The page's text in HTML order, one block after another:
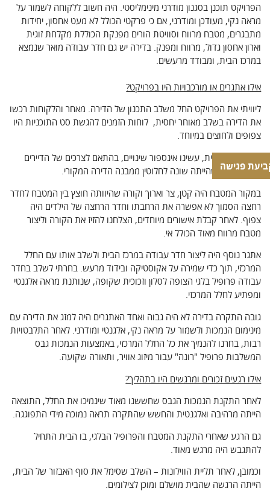
הפרויקט תוכנן בסגנון מודרני מינימליסטי. היה חשוב ללקוחה לשמור על
מראה נקי, מעודכן ומודרני, אם כי פרקטי הכולל לא מעט אחסון, יחידות
מתבגרים, מטבח מרווח וסוויטת הורים מפנקת הכוללת מקלחת זוגית
וארון אחסון גדול, מרווח ומפנק. בדירה יש גם חדר עבודה מואר שנמצא
במרכז הבית, ומבודד מרעשים.
אילו אתגרים או מורכבויות היו בפרויקט?
ליוויתי את הפרויקט החל משלב התכנון של הדירה. מאחר והלקוחות רכשו
את הדירה בשלב מאוחר יחסית, לוחות הזמנים להגשת סט התוכניות היו
צפופים ולחוצים במיוחד.
מבחינה תכנונית, עשינו אינספור שינויים, בהתאם לצרכים של הדיירים
ותכננו דירה שהייתה שונה לחלוטין ממבנה הדירה המקורי.
במקור המטבח היה קטן, צר וארוך וקורה שהיוותה חוצץ בין המטבח לחדר
רחצה הסמוך לא אפשרה את הרחבתו וחדר הרחצה של הילדים היה
צפוף. לאחר קבלת אישורים מיוחדים, הצלחנו להזיז את הקורה וליצור
מטבח מרווח מאוד הכולל אי.
אתגר נוסף היה ליצור חדר עבודה במרכז הבית ולשלב אותו עם החלל
המרכזי, תוך כדי שמירה על אקוסטיקה ובידוד מרעש. בחרתי לשלב בחדר
עבודה פרופיל בלגי הצופה לסלון וזכוכית שקופה, שנותנת מראה אלגנטי
ומפתיע לחלל המרכזי.
גובה התקרה בדירה לא היה גבוה ואחד האתגרים היה למזג את הדירה עם
מינימום הנמכות ולשמור על מראה נקי, אלגנטי ומודרני. לאחר התלבטויות
רבות, בחרנו להנמיך את כל החלל המרכזי, באמצעות הנמכות גבס
המשלבות פרופיל "רונה" עבור מיזוג אוויר, ותאורה שקועה.
אילו רגעים זכורים ומרגשים היו בתהליך?
לאחר התקנת הנמכות הגבס שחששנו מאוד שינמיכו את החלל, התוצאה
הייתה מרהיבה ואלגנטית והחשש שהתקרה תראה נמוכה מידי התפוגגה.
גם הרגע שאחרי התקנת המטבח והפרופיל הבלגי, בו הבית התחיל
להתגבש היה מרגש מאוד.
וכמובן, לאחר תליית הווילונות – השלב שסימל את סוף האבזור של הבית,
הייתה הרגשה שהבית מושלם ומוכן לצילומים.
פגישה